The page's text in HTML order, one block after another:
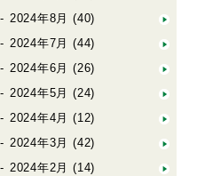
2024年8月 (40)
2024年7月 (44)
2024年6月 (26)
2024年5月 (24)
2024年4月 (12)
2024年3月 (42)
2024年2月 (14)